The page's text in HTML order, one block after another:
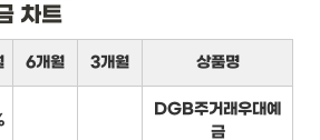
차트
6개월 3개월 상품명
DGB주거래우대예
금